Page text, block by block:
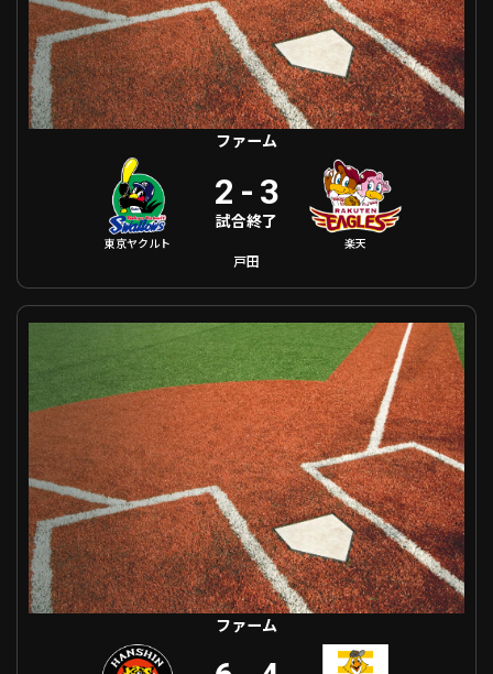
ファーム
東京ヤクルト
2 - 3
試合終了
楽天
戸田
ファーム 阪神 VS 福岡ソフトバンク
ファーム